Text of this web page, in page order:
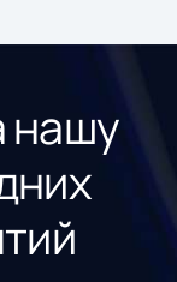
нашу